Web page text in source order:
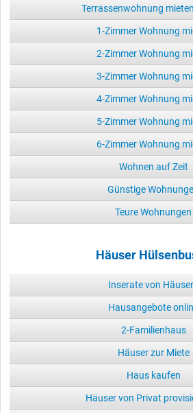
Terrassenwohnung
1-Zimmer Wohnung
2-Zimmer Wohnung
3-Zimmer Wohnung
4-Zimmer Wohnung
5-Zimmer Wohnung
6-Zimmer Wohnung
Wohnen auf Zeit
Günstige
Teure Wohnungen
Häuser
Inserate von
Hausangebote
2-Familienhaus
Häuser zur Miete
Haus kaufen
Häuser von Privat